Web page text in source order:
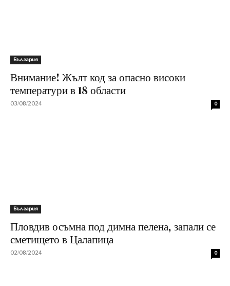
България
Внимание! Жълт код за опасно високи
температури в 18 области
03/08/2024 0
България
Пловдив осъмна под димна пелена, запали се
сметището в Цалапица
02/08/2024 0